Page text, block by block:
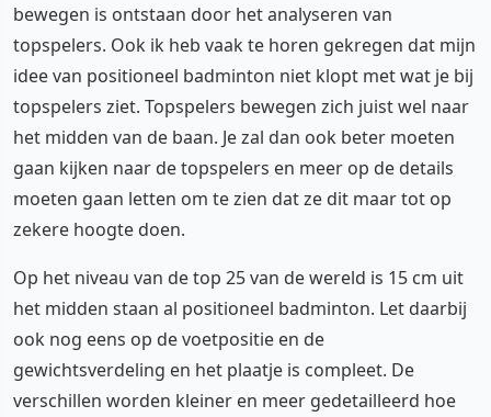
bewegen is ontstaan door het analyseren van
topspelers. Ook ik heb vaak te horen gekregen dat mijn
idee van positioneel badminton niet klopt met wat je bij
topspelers ziet. Topspelers bewegen zich juist wel naar
het midden van de baan. Je zal dan ook beter moeten
gaan kijken naar de topspelers en meer op de details
moeten gaan letten om te zien dat ze dit maar tot op
zekere hoogte doen.
Op het niveau van de top 25 van de wereld is 15 cm uit
het midden staan al positioneel badminton. Let daarbij
ook nog eens op de voetpositie en de
gewichtsverdeling en het plaatje is compleet. De
verschillen worden kleiner en meer gedetailleerd hoe